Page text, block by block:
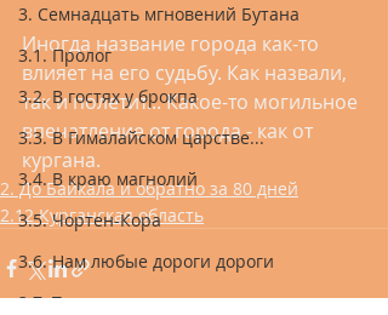
3. Семнадцать мгновений Бутана
3.1. Пролог
3.2. В гостях у брокпа
3.3. В Гималайском царстве...
3.4. В краю магнолий
3.5. Чортен-Кора
3.6. Нам любые дороги дороги
3.7. Там лес и дол виденья полны
Иногда название города как-то
влияет на его судьбу. Как назвали,
так и полетит... Какое-то могильное
впечатление от города - как от
кургана.
2. До Байкала и обратно за 80 дней
2.12 Курганская область